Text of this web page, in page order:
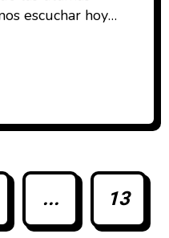
escuchar hoy
indie nacional
El que es su
tiene por título
Pequeño
... 13